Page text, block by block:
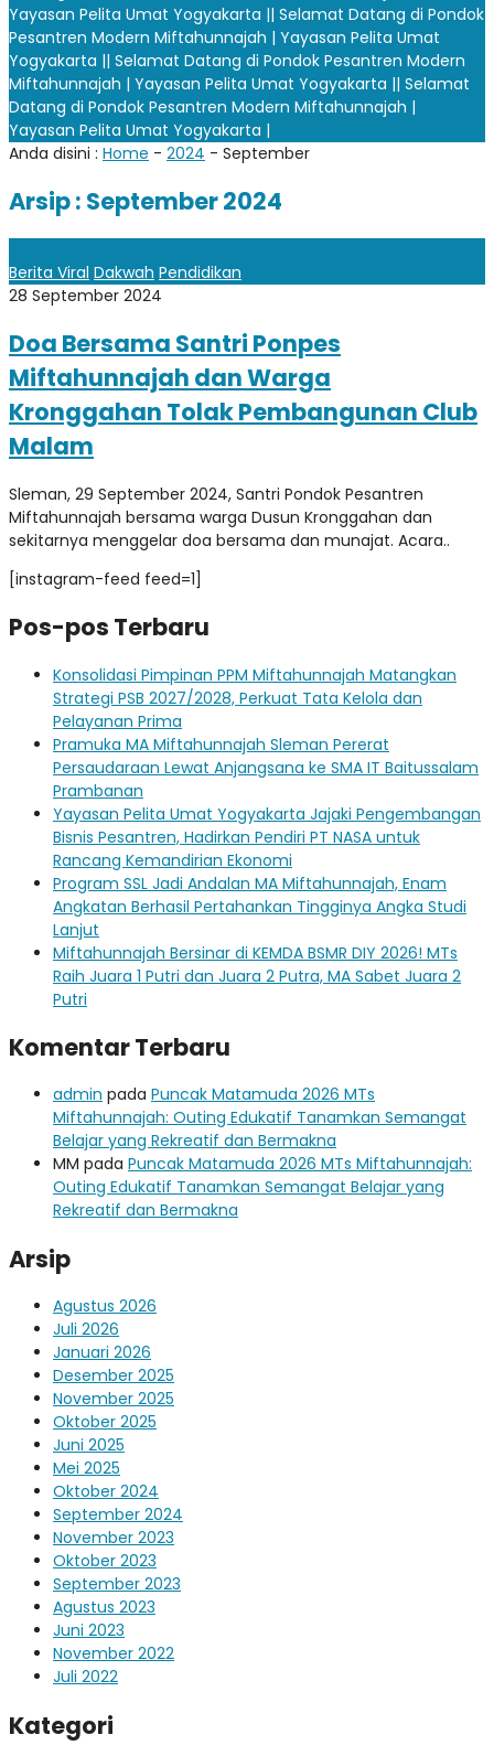
Yayasan Pelita Umat Yogyakarta || Selamat Datang di Pondok
Pesantren Modern Miftahunnajah | Yayasan Pelita Umat
Yogyakarta || Selamat Datang di Pondok Pesantren Modern
Miftahunnajah | Yayasan Pelita Umat Yogyakarta || Selamat
Datang di Pondok Pesantren Modern Miftahunnajah |
Yayasan Pelita Umat Yogyakarta |
Anda disini : Home - 2024 - September
Arsip : September 2024
Berita Viral Dakwah Pendidikan
28 September 2024
Doa Bersama Santri Ponpes
Miftahunnajah dan Warga
Kronggahan Tolak Pembangunan Club
Malam
Sleman, 29 September 2024, Santri Pondok Pesantren
Miftahunnajah bersama warga Dusun Kronggahan dan
sekitarnya menggelar doa bersama dan munajat. Acara..
[instagram-feed feed=1]
Pos-pos Terbaru
Konsolidasi Pimpinan PPM Miftahunnajah Matangkan
Strategi PSB 2027/2028, Perkuat Tata Kelola dan
Pelayanan Prima
Pramuka MA Miftahunnajah Sleman Pererat
Persaudaraan Lewat Anjangsana ke SMA IT Baitussalam
Prambanan
Yayasan Pelita Umat Yogyakarta Jajaki Pengembangan
Bisnis Pesantren, Hadirkan Pendiri PT NASA untuk
Rancang Kemandirian Ekonomi
Program SSL Jadi Andalan MA Miftahunnajah, Enam
Angkatan Berhasil Pertahankan Tingginya Angka Studi
Lanjut
Miftahunnajah Bersinar di KEMDA BSMR DIY 2026! MTs
Raih Juara 1 Putri dan Juara 2 Putra, MA Sabet Juara 2
Putri
Komentar Terbaru
admin pada Puncak Matamuda 2026 MTs
Miftahunnajah: Outing Edukatif Tanamkan Semangat
Belajar yang Rekreatif dan Bermakna
MM pada Puncak Matamuda 2026 MTs Miftahunnajah:
Outing Edukatif Tanamkan Semangat Belajar yang
Rekreatif dan Bermakna
Arsip
Agustus 2026
Juli 2026
Januari 2026
Desember 2025
November 2025
Oktober 2025
Juni 2025
Mei 2025
Oktober 2024
September 2024
November 2023
Oktober 2023
September 2023
Agustus 2023
Juni 2023
November 2022
Juli 2022
Kategori